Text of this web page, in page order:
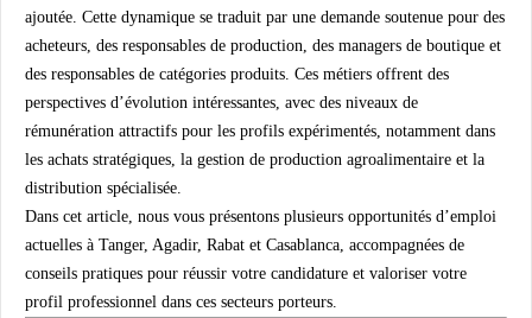
ajoutée. Cette dynamique se traduit par une demande soutenue pour des
acheteurs, des responsables de production, des managers de boutique et
des responsables de catégories produits. Ces métiers offrent des
perspectives d’évolution intéressantes, avec des niveaux de
rémunération attractifs pour les profils expérimentés, notamment dans
les achats stratégiques, la gestion de production agroalimentaire et la
distribution spécialisée.
Dans cet article, nous vous présentons plusieurs opportunités d’emploi
actuelles à Tanger, Agadir, Rabat et Casablanca, accompagnées de
conseils pratiques pour réussir votre candidature et valoriser votre
profil professionnel dans ces secteurs porteurs.